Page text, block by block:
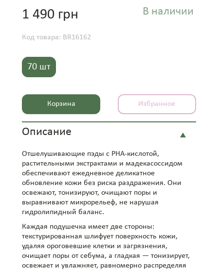
В наличии
1 490 грн
Код товара: BR16162
70 шт
Корзина Избранное
Описание
Отшелушивающие пэды с PHA-кислотой,
растительными экстрактами и мадекасоссидом
обеспечивают ежедневное деликатное
обновление кожи без риска раздражения. Они
освежают, тонизируют, очищают поры и
выравнивают микрорельеф, не нарушая
гидролипидный баланс.
Каждая подушечка имеет две стороны:
текстурированная шлифует поверхность кожи,
удаляя ороговевшие клетки и загрязнения,
очищает поры от себума, а гладкая — тонизирует,
освежает и увлажняет, равномерно распределяя